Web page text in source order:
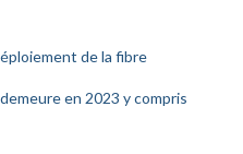
de la fibre
en 2023 y compris